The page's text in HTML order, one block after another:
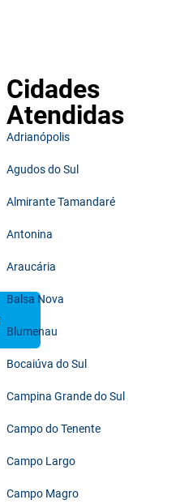
Cidades
Atendidas
Adrianópolis
Agudos do Sul
Almirante Tamandaré
Antonina
Araucária
Balsa Nova
Blumenau
Bocaiúva do Sul
Campina Grande do Sul
Campo do Tenente
Campo Largo
Campo Magro